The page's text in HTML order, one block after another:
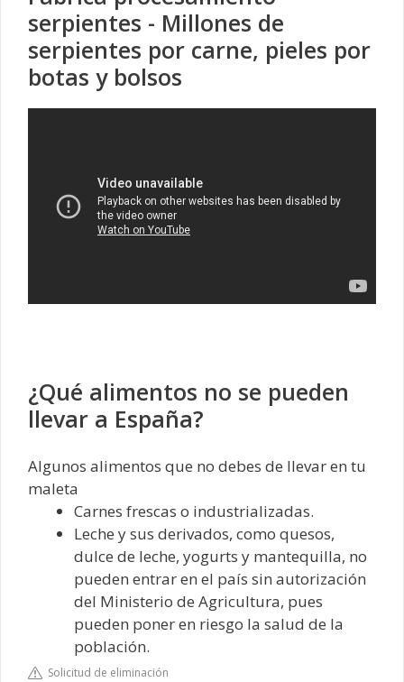
serpientes - Millones de
serpientes por carne, pieles por
botas y bolsos
¿Qué alimentos no se pueden
llevar a España?
Algunos alimentos que no debes de llevar en tu
maleta
Carnes frescas o industrializadas.
Leche y sus derivados, como quesos,
dulce de leche, yogurts y mantequilla, no
pueden entrar en el país sin autorización
del Ministerio de Agricultura, pues
pueden poner en riesgo la salud de la
población.
Solicitud de eliminación